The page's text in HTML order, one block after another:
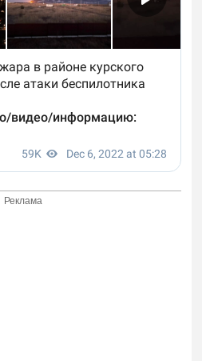
Реклама